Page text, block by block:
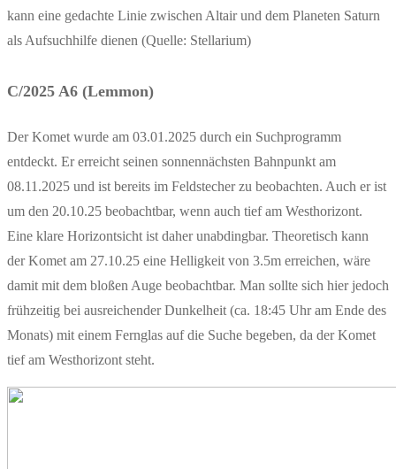
kann eine gedachte Linie zwischen Altair und dem Planeten Saturn
als Aufsuchhilfe dienen (Quelle: Stellarium)
C/2025 A6 (Lemmon)
Der Komet wurde am 03.01.2025 durch ein Suchprogramm
entdeckt. Er erreicht seinen sonnennächsten Bahnpunkt am
08.11.2025 und ist bereits im Feldstecher zu beobachten. Auch er ist
um den 20.10.25 beobachtbar, wenn auch tief am Westhorizont.
Eine klare Horizontsicht ist daher unabdingbar. Theoretisch kann
der Komet am 27.10.25 eine Helligkeit von 3.5m erreichen, wäre
damit mit dem bloßen Auge beobachtbar. Man sollte sich hier jedoch
frühzeitig bei ausreichender Dunkelheit (ca. 18:45 Uhr am Ende des
Monats) mit einem Fernglas auf die Suche begeben, da der Komet
tief am Westhorizont steht.